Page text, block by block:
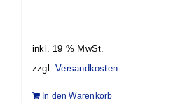
inkl. 19 % MwSt.
zzgl.Versandkosten
In den Warenkorb